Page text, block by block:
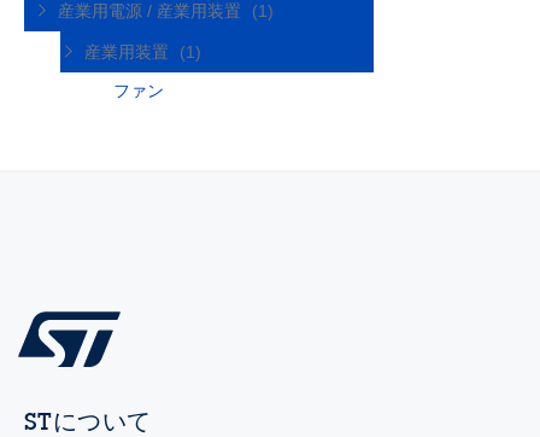
産業用電源 / 産業用装置 (1)
産業用装置
(1)
ファン
STについて